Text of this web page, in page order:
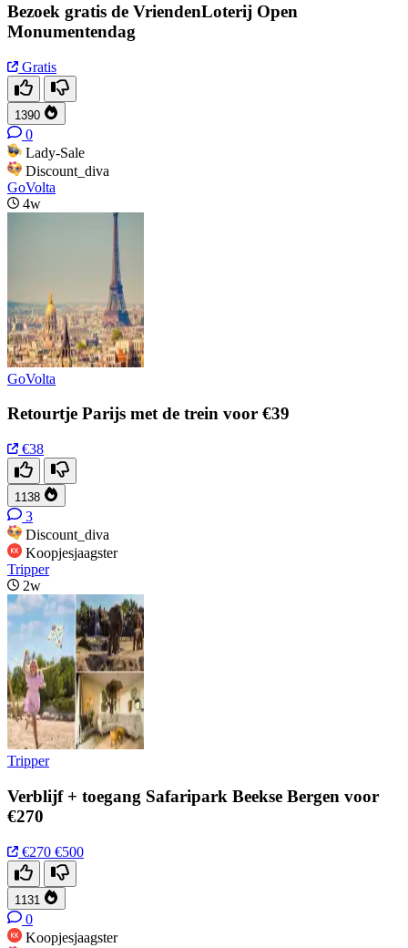
Bezoek gratis de VriendenLoterij Open
Monumentendag
Gratis
1390
0
Lady-Sale
Discount_diva
GoVolta
4w
GoVolta
Retourtje Parijs met de trein voor €39
€38
1138
3
Discount_diva
Koopjesjaagster
Tripper
2w
Tripper
Verblijf + toegang Safaripark Beekse Bergen voor
€270
€270 €500
1131
0
Koopjesjaagster